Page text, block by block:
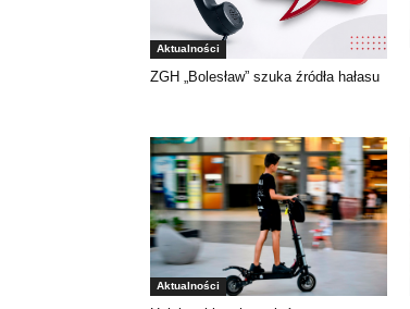
Aktualności
ZGH „Bolesław” szuka źródła hałasu
Aktualności